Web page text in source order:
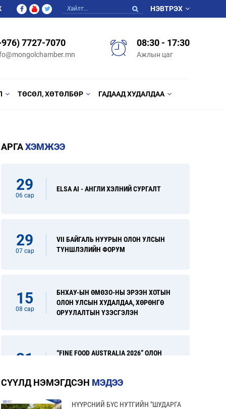
НЭВТРЭХ
7727-7070 08:30 - 17:30
Ажлын цаг
ТӨСӨЛ, ХӨТӨЛБӨР ГАДААД ХУДАЛДАА
АРГАХЭМЖЭЭ
29
06 сар
ELSA AI - АНГЛИ ХЭЛНИЙ СУРГАЛТ
29
07 сар
VII БАЙГАЛЬ НУУРЫН ОЛОН УЛСЫН
ТҮНШЛЭЛИЙН ФОРУМ
15
08 сар
БНХАУ-ЫН ӨМӨЗО-НЫ ЭРЭЭН ХОТЫН
ОЛОН УЛСЫН ХУДАЛДАА, ХӨРӨНГӨ
ОРУУЛАЛТЫН ҮЗЭСГЭЛЭН
31
“FINE FOOD AUSTRALIA 2026” ОЛОН
СҮҮЛД НЭМЭГДСЭН МЭДЭЭ
НҮҮРСНИЙ БҮС НУТГИЙН "ШУДАРГА